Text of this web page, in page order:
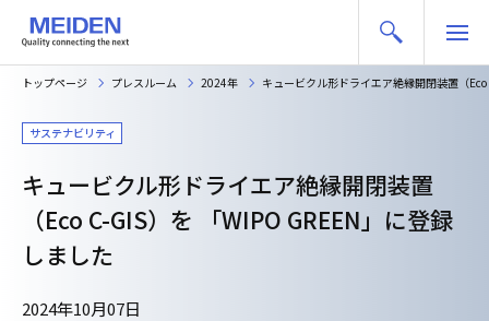
トップページ プレスルーム 2024年 キュービクル形ドライエア絶縁開閉装置（
サステナビリティ
キュービクル形ドライエア絶縁開閉装置
（Eco C-GIS）を 「WIPO GREEN」に登録
しました
2024年10月07日